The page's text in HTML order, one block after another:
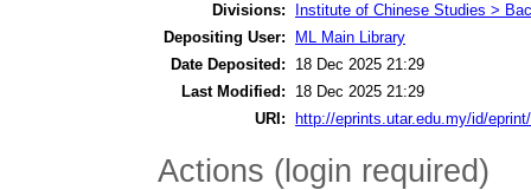
Divisions:
Institute of Chinese Studies >
Depositing User:
ML Main Library
Date Deposited:
18 Dec 2025 21:29
Last Modified:
18 Dec 2025 21:29
URI:
http://eprints.utar.edu.my/id/
Actions (login required)